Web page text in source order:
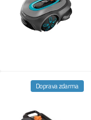
Doprava zdarma